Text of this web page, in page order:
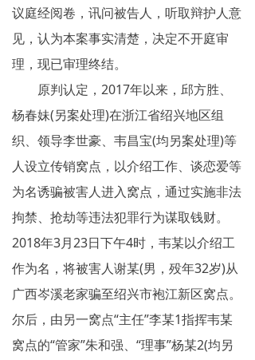
议庭经阅卷，讯问被告人，听取辩护人意
见，认为本案事实清楚，决定不开庭审
理，现已审理终结。
原判认定，2017年以来，邱方胜、
杨春妹(另案处理)在浙江省绍兴地区组
织、领导李世豪、韦昌宝(均另案处理)等
人设立传销窝点，以介绍工作、谈恋爱等
为名诱骗被害人进入窝点，通过实施非法
拘禁、抢劫等违法犯罪行为谋取钱财。
2018年3月23日下午4时，韦某以介绍工
作为名，将被害人谢某(男，殁年32岁)从
广西岑溪老家骗至绍兴市袍江新区窝点。
尔后，由另一窝点“主任”李某1指挥韦某
窝点的“管家”朱和强、“理事”杨某2(均另